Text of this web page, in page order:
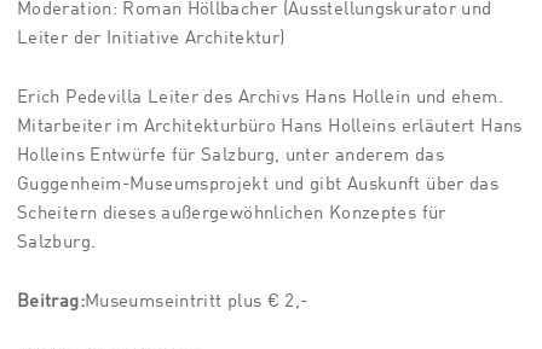
Moderation: Roman Höllbacher (Ausstellungskurator und
Leiter der Initiative Architektur)
Erich Pedevilla Leiter des Archivs Hans Hollein und ehem.
Mitarbeiter im Architekturbüro Hans Holleins erläutert Hans
Holleins Entwürfe für Salzburg, unter anderem das
Guggenheim-Museumsprojekt und gibt Auskunft über das
Scheitern dieses außergewöhnlichen Konzeptes für
Salzburg.
Beitrag:Museumseintritt plus € 2,-